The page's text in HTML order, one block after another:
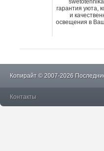
гарантия уюта,
и
освещения в
Копирайт © 2007-2026
Контакты